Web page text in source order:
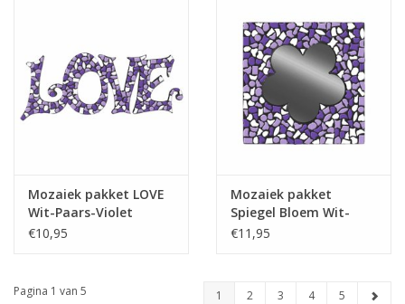
Mozaiek pakket LOVE
Wit-Paars-Violet
Premium
€10,95
Mozaiek pakket
Spiegel Bloem Wit-
Paars-Violet PREMIUM
€11,95
Pagina 1 van 5 1 2 3 4 5